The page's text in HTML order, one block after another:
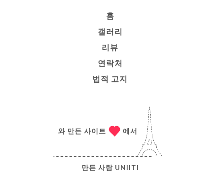
홈
갤러리
리뷰
연락처
법적 고지
와 만든 사이트 에서
만든 사람 UNIITI